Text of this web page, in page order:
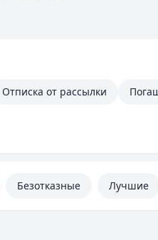
Отписка от рассылки
Безотказные Лучшие